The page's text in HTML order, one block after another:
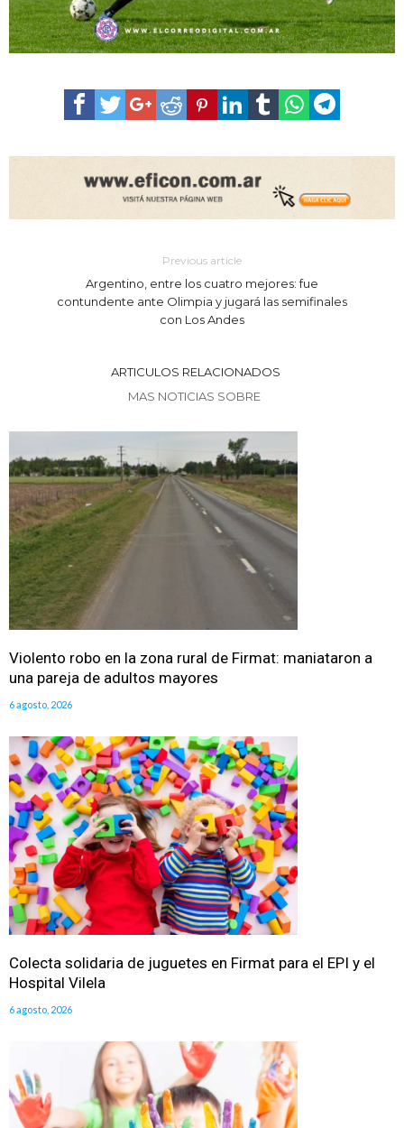
Previous article
Argentino, entre los cuatro mejores: fue
contundente ante Olimpia y jugará las semifinales
con Los Andes
ARTICULOS RELACIONADOS
MAS NOTICIAS SOBRE
Violento robo en la zona rural de Firmat: maniataron a
una pareja de adultos mayores
6 agosto, 2026
Colecta solidaria de juguetes en Firmat para el EPI y el
Hospital Vilela
6 agosto, 2026